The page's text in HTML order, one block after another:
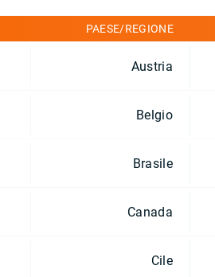
PAESE/REGIONE
Austria
Belgio
Brasile
Canada
Cile